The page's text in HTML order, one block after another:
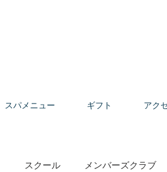
スパメニュー ギフト アク
スクール メンバーズクラブ